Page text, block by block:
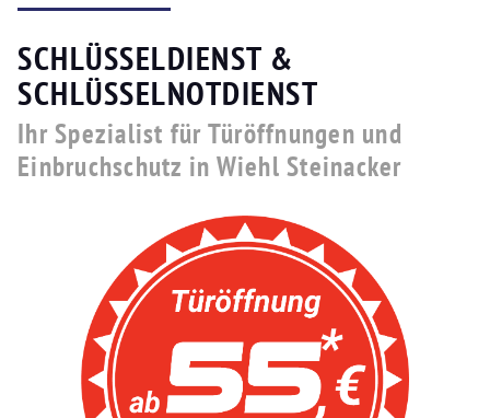
SCHLÜSSELDIENST &
SCHLÜSSELNOTDIENST
Ihr Spezialist für Türöffnungen und
Einbruchschutz in Wiehl Steinacker